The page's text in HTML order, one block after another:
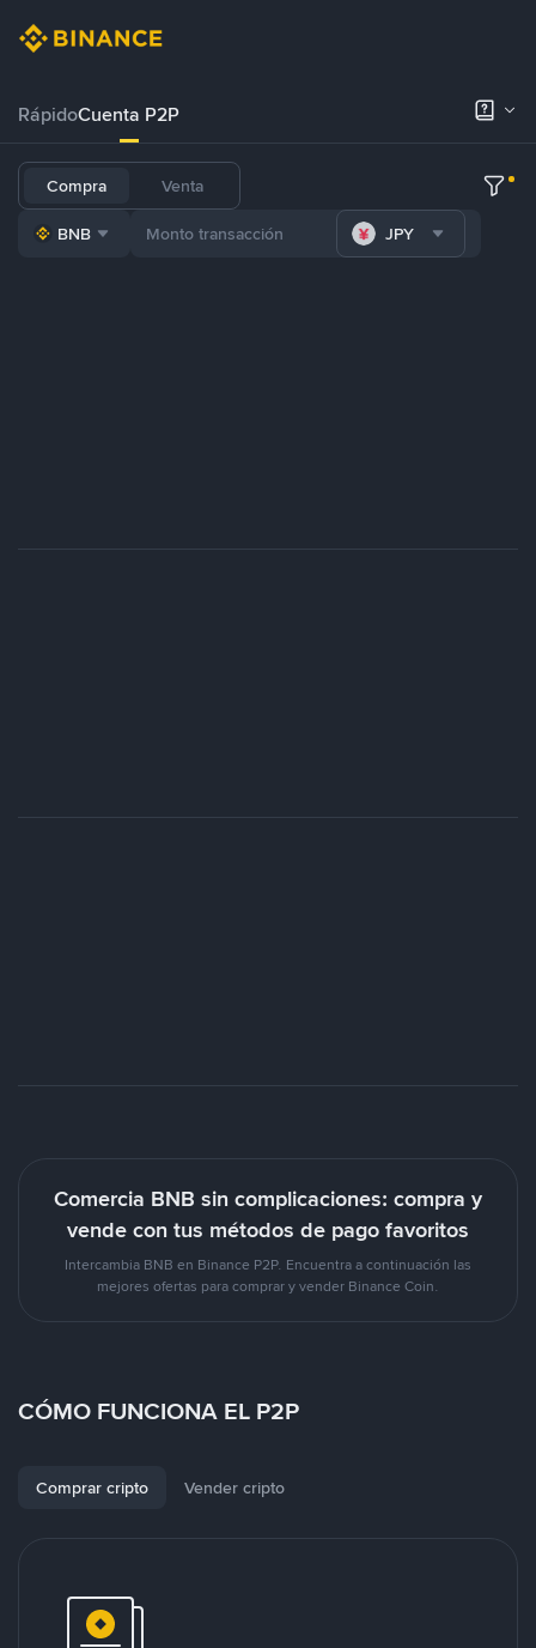
RápidoCuenta P2P
Compra Venta
BNB JPY
Comercia BNB sin complicaciones: compra y
vende con tus métodos de pago favoritos
Intercambia BNB en Binance P2P. Encuentra a continuación las
mejores ofertas para comprar y vender Binance Coin.
CÓMO FUNCIONA EL P2P
Comprar cripto Vender cripto